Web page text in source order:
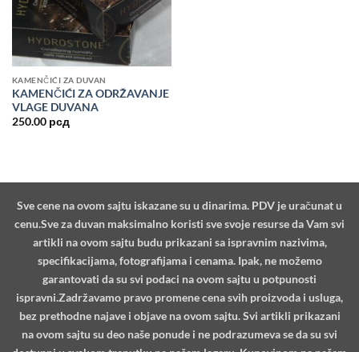
KAMENČIĆI ZA DUVAN
KAMENČIĆI ZA ODRŽAVANJE
VLAGE DUVANA
250.00 рсд
Sve cene na ovom sajtu iskazane su u dinarima. PDV je uračunat u
cenu.Sve za duvan maksimalno koristi sve svoje resurse da Vam svi
artikli na ovom sajtu budu prikazani sa ispravnim nazivima,
specifikacijama, fotografijama i cenama. Ipak, ne možemo
garantovati da su svi podaci na ovom sajtu u potpunosti
ispravni.Zadržavamo pravo promene cena svih proizvoda i usluga,
bez prethodne najave i objave na ovom sajtu. Svi artikli prikazani
na ovom sajtu su deo naše ponude i ne podrazumeva se da su svi